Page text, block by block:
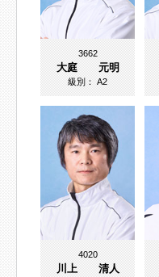
3662
大庭 元明
級別：A2
4020
川上 清人